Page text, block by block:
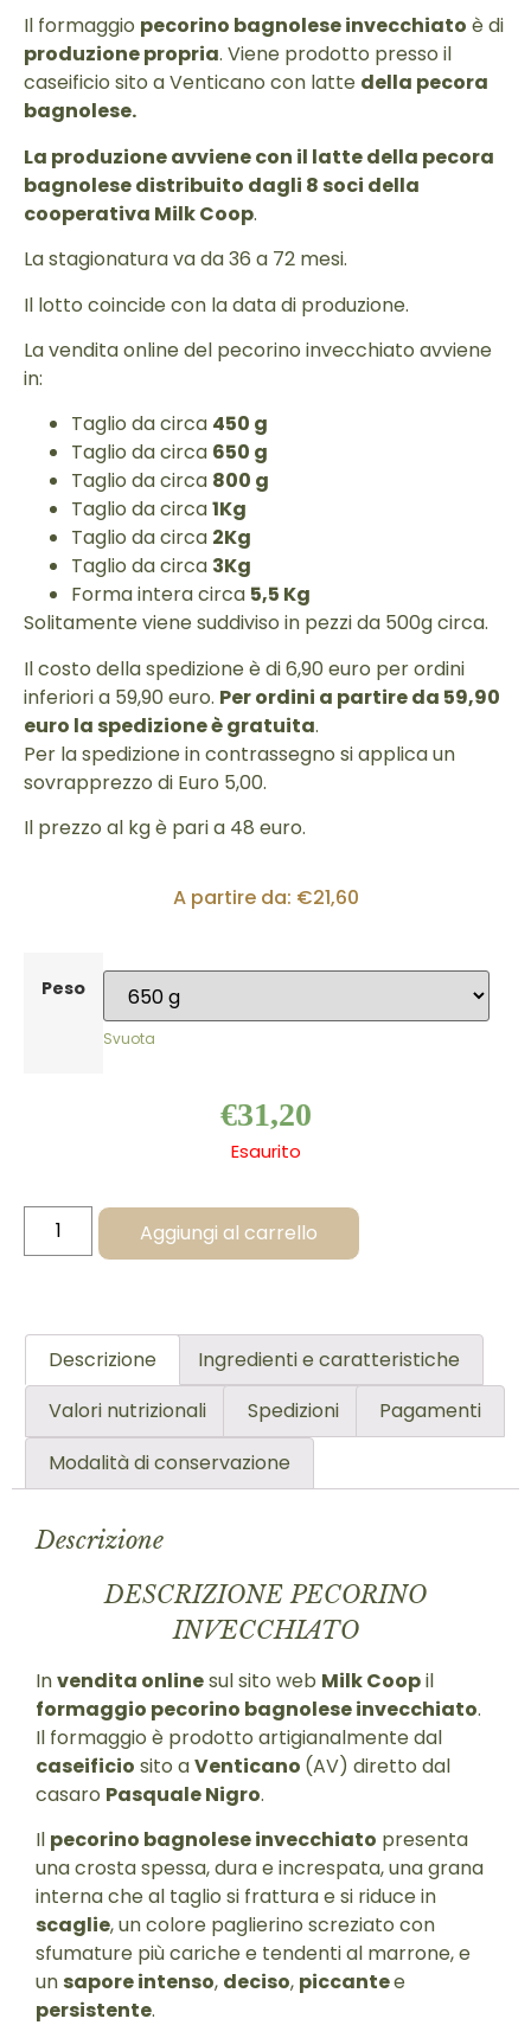
Il formaggio pecorino bagnolese invecchiato è di
produzione propria. Viene prodotto presso il
caseificio sito a Venticano con latte della pecora
bagnolese.
La produzione avviene con il latte della pecora
bagnolese distribuito dagli 8 soci della
cooperativa Milk Coop.
La stagionatura va da 36 a 72 mesi.
Il lotto coincide con la data di produzione.
La vendita online del pecorino invecchiato avviene
in:
Taglio da circa 450 g
Taglio da circa 650 g
Taglio da circa 800 g
Taglio da circa1Kg
Taglio da circa 2Kg
Taglio da circa 3Kg
Forma intera circa 5,5 Kg
Solitamente viene suddiviso in pezzi da 500g circa.
Il costo della spedizione è di 6,90 euro per ordini
inferiori a 59,90 euro. Per ordini a partire da 59,90
euro la spedizione è gratuita.
Per la spedizione in contrassegno si applica un
sovrapprezzo di Euro 5,00.
Il prezzo al kg è pari a 48 euro.
A partire da: €21,60
Peso
Svuota
€31,20
Esaurito
Aggiungi al carrello
Descrizione
Ingredienti e caratteristiche
Valori nutrizionali
Spedizioni
Pagamenti
Modalità di conservazione
Descrizione
DESCRIZIONE PECORINO
INVECCHIATO
Invendita onlinesul sito web Milk Coopil
formaggio pecorino bagnolese invecchiato.
Il formaggio è prodotto artigianalmente dal
caseificio sito aVenticano (AV) diretto dal
casaro Pasquale Nigro.
Il pecorino bagnolese invecchiato presenta
una crosta spessa, dura e increspata, una grana
interna che al taglio si frattura e si riduce in
scaglie, un colore paglierino screziato con
sfumature più cariche e tendenti al marrone, e
un sapore intenso, deciso, piccantee
persistente.